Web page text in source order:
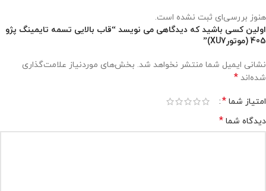
هنوز بررسی‌ای ثبت نشده است.
اولین کسی باشید که دیدگاهی می نویسد “قاب بالایی تسمه تایمینگ پژو
405 (موتورXU7)”
نشانی ایمیل شما منتشر نخواهد شد. بخش‌های موردنیاز علامت‌گذاری
شده‌اند *
امتیاز شما *
دیدگاه شما *